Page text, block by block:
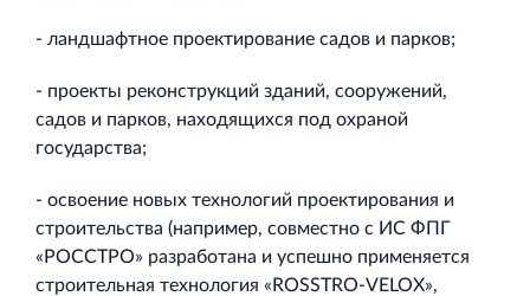
- ландшафтное проектирование садов и парков;
- проекты реконструкций зданий, сооружений,
садов и парков, находящихся под охраной
государства;
- освоение новых технологий проектирования и
строительства (например, совместно с ИС ФПГ
«РОССТРО» разработана и успешно применяется
строительная технология «ROSSTRO-VELOX»,